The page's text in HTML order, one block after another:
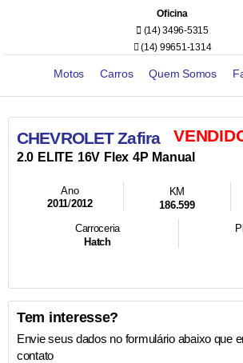
Oficina
(14) 3496-5315
(14) 99651-1314
Motos Carros Quem Somos
CHEVROLET Zafira
2.0 ELITE 16V Flex 4P Manual
Ano
2011/2012
KM
186.599
Carroceria
Hatch
Tem interesse?
Envie seus dados no formulário abaixo que
contato